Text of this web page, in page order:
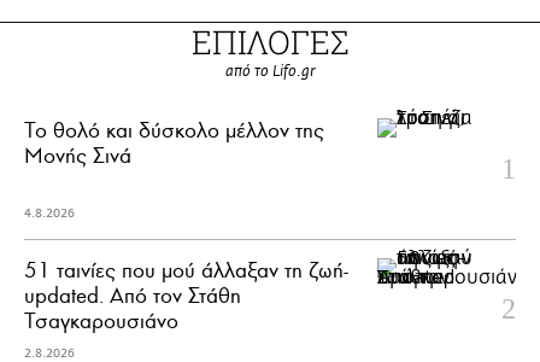
ΕΠΙΛΟΓΕΣ
από το Lifo.gr
Το θολό και δύσκολο μέλλον της
Μονής Σινά
4.8.2026
51 ταινίες που μού άλλαξαν τη ζωή-
updated. Aπό τον Στάθη
Τσαγκαρουσιάνο
2.8.2026